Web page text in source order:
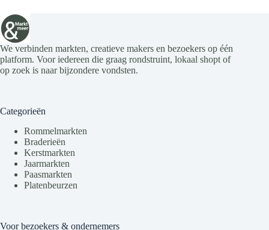
We verbinden markten, creatieve makers en bezoekers op één
platform. Voor iedereen die graag rondstruint, lokaal shopt of
op zoek is naar bijzondere vondsten.
Categorieën
Rommelmarkten
Braderieën
Kerstmarkten
Jaarmarkten
Paasmarkten
Platenbeurzen
Voor bezoekers & ondernemers